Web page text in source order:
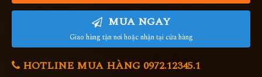
MUA NGAY
Giao hàng tận nơi hoặc nhận tại cửa hàng
HOTLINE MUA HÀNG 0972.12345.1